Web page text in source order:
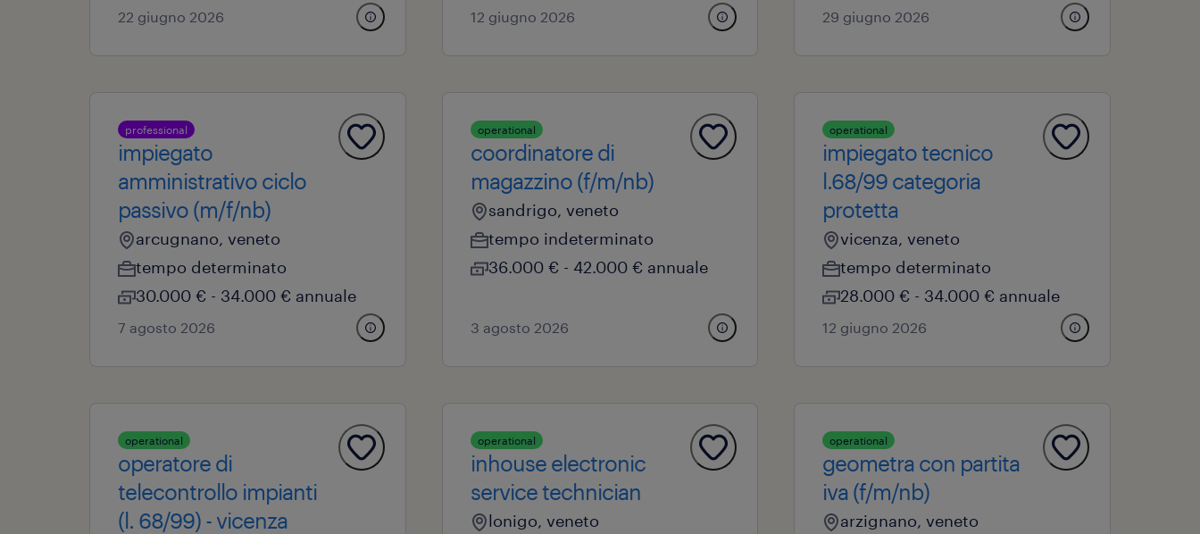
22 giugno 2026 12 giugno 2026 29 giugno 2026
professional
impiegato
amministrativo ciclo
passivo (m/f/nb)
arcugnano, veneto
tempo determinato
30.000 € - 34.000 € annuale
7 agosto 2026
operational
coordinatore di
magazzino (f/m/nb)
sandrigo, veneto
tempo indeterminato
36.000 € - 42.000 € annuale
3 agosto 2026
operational
impiegato tecnico
l.68/99 categoria
protetta
vicenza, veneto
tempo determinato
28.000 € - 34.000 € annuale
12 giugno 2026
operational
operatore di
telecontrollo impianti
(l. 68/99) - vicenza
operational
inhouse electronic
service technician
lonigo, veneto
operational
geometra con partita
iva (f/m/nb)
arzignano, veneto